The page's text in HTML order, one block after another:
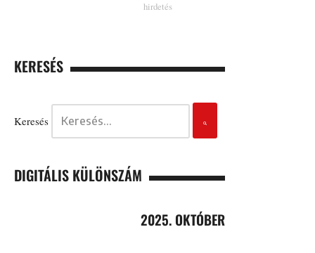
KERESÉS
Keresés
DIGITÁLIS KÜLÖNSZÁM
2025. OKTÓBER